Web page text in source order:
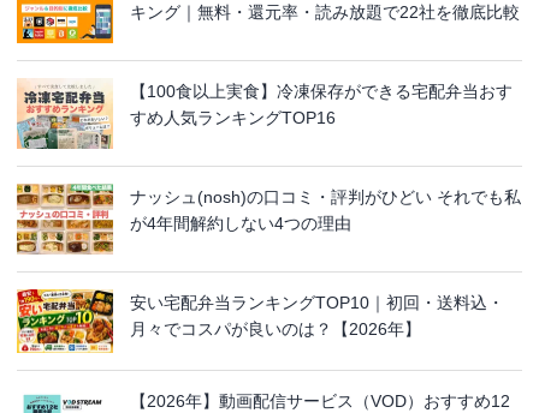
キング｜無料・還元率・読み放題で22社を徹底比較
【100食以上実食】冷凍保存ができる宅配弁当おす
すめ人気ランキングTOP16
ナッシュ(nosh)の口コミ・評判がひどい それでも私
が4年間解約しない4つの理由
安い宅配弁当ランキングTOP10｜初回・送料込・
月々でコスパが良いのは？【2026年】
【2026年】動画配信サービス（VOD）おすすめ12